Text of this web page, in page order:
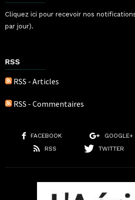
Cliquez ici pour recevoir nos
par jour).
RSS
RSS - Articles
RSS - Commentaires
FACEBOOK GOOGLE+
RSS
TWITTER